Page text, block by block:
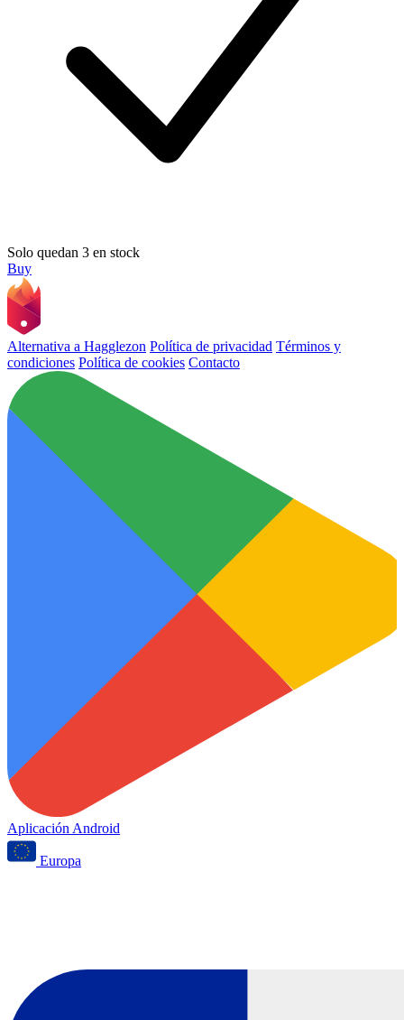
Solo quedan 3 en stock
Buy
Alternativa a Hagglezon Política de privacidad Términos y
condiciones Política de cookies Contacto
Aplicación Android
Europa